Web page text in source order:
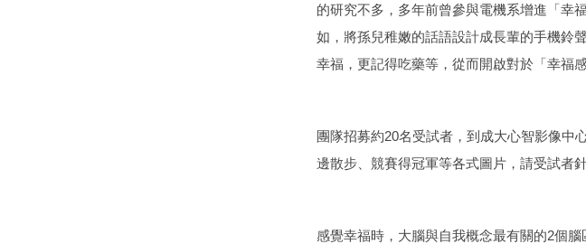
的研究不多，多年前曾參與電機系增進「幸
如，將孫兒稚嫩的話語設計成長輩的手機鈴
幸福，更記得吃藥等，從而開啟對於「幸福
團隊招募約20名受試者，到成大心智影像中
邊散步、競賽得冠軍等各式圖片，請受試者
感覺幸福時，大腦與自我概念最有關的2個